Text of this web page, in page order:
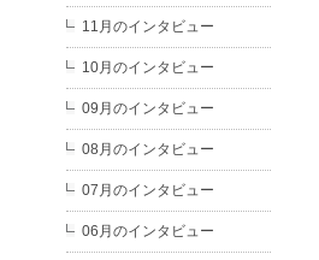
11月のインタビュー
10月のインタビュー
09月のインタビュー
08月のインタビュー
07月のインタビュー
06月のインタビュー